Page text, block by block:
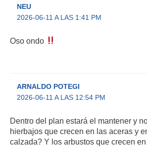
NEU
2026-06-11 A LAS 1:41 PM
Oso ondo
ARNALDO POTEGI
2026-06-11 A LAS 12:54 PM
Dentro del plan estará el mantener y
hierbajos que crecen en las aceras y
calzada? Y los arbustos que crecen